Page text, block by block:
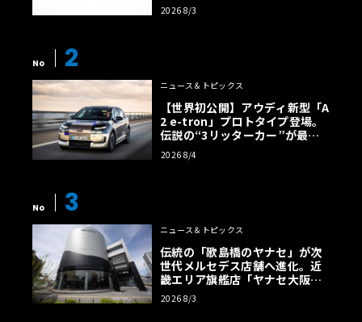
2026 8/3
No 2
ニュース＆トピックス
【世界初公開】アウディ新型「A
2 e-tron」プロトタイプ登場。
伝説の“3リッターカー”が最高
効率エントリーBEVとして復活
【画像38枚】
2026 8/4
No 3
ニュース＆トピックス
伝統の「歌島橋のヤナセ」が次
世代メルセデス店舗へ進化。近
畿エリア旗艦店「ヤナセ大阪支
店」がリニューアル
2026 8/3